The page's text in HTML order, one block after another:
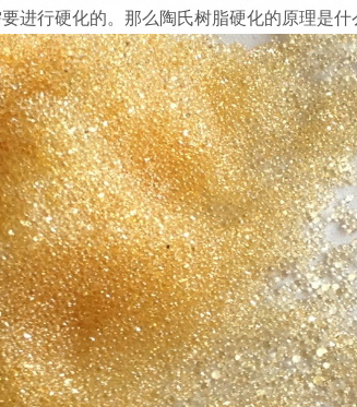
进行硬化的。那么陶氏树脂硬化的原理是什